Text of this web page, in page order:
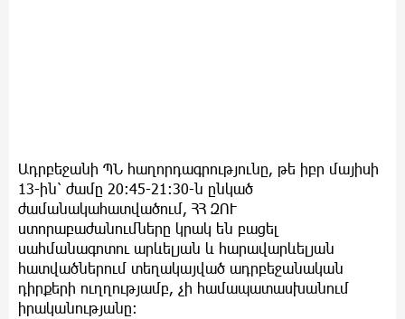
Ադրբեջանի ՊՆ հաղորդագրությունը, թե իբր մայիսի
13-ին՝ ժամը 20:45-21։30-ն ընկած
ժամանակահատվածում, ՀՀ ԶՈՒ
ստորաբաժանումները կրակ են բացել
սահմանագոտու արևելյան և հարավարևելյան
հատվածներում տեղակայված ադրբեջանական
դիրքերի ուղղությամբ, չի համապատասխանում
իրականությանը։